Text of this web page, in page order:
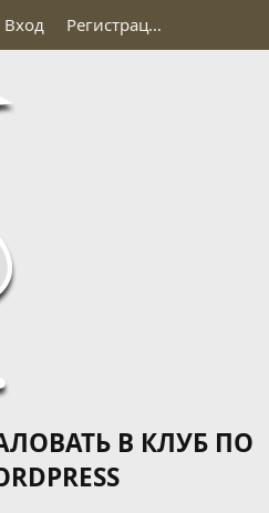
Вход Регистрация
В КЛУБ ПО